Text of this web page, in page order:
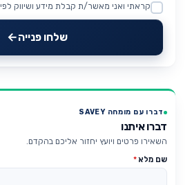
Website
קראתי ואני מאשר/ת קבלת מידע ושיווק לפי
שלחו פנייה
דברו עם מומחה SAVEY
דברו איתנו
השאירו פרטים ויועץ יחזור אליכם בהקדם.
שם מלא*